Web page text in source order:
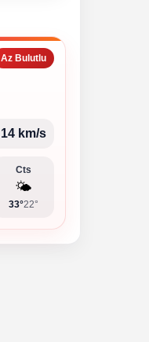
Az Bulutlu
14 km/s
Cts
🌤️
33°22°